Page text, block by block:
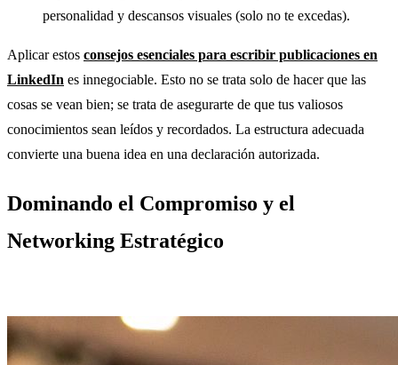
personalidad y descansos visuales (solo no te excedas).
Aplicar estos consejos esenciales para escribir publicaciones en
LinkedIn es innegociable. Esto no se trata solo de hacer que las
cosas se vean bien; se trata de asegurarte de que tus valiosos
conocimientos sean leídos y recordados. La estructura adecuada
convierte una buena idea en una declaración autorizada.
Dominando el Compromiso y el
Networking Estratégico